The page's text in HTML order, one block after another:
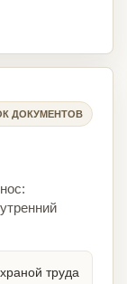
ДОКУМЕНТОВ
труда